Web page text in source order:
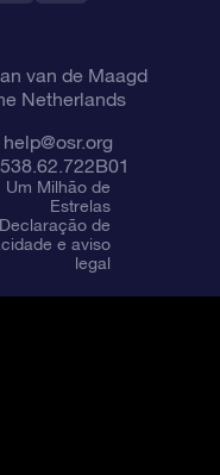
van de Maagd
Netherlands
help@osr.org
Um Milhão de
Estrelas
Declaração de
e aviso
legal